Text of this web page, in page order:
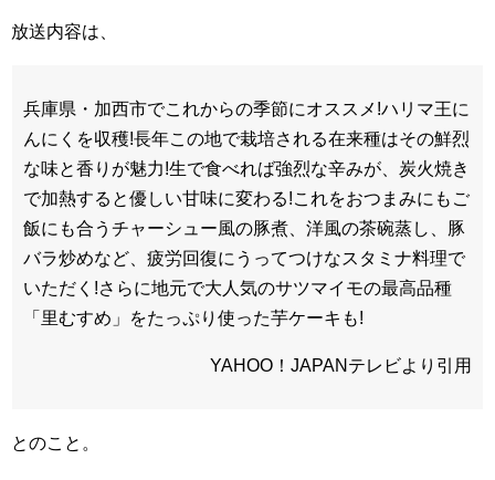
放送内容は、
兵庫県・加西市でこれからの季節にオススメ!ハリマ王に
んにくを収穫!長年この地で栽培される在来種はその鮮烈
な味と香りが魅力!生で食べれば強烈な辛みが、炭火焼き
で加熱すると優しい甘味に変わる!これをおつまみにもご
飯にも合うチャーシュー風の豚煮、洋風の茶碗蒸し、豚
バラ炒めなど、疲労回復にうってつけなスタミナ料理で
いただく!さらに地元で大人気のサツマイモの最高品種
「里むすめ」をたっぷり使った芋ケーキも!
YAHOO！JAPANテレビより引用
とのこと。